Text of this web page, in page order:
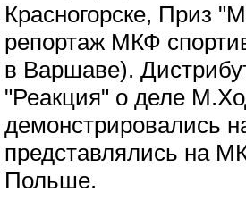
Красногорске, Приз
репортаж МКФ
в Варшаве).
"Реакция" о деле
демонстрировались
представлялись на
Польше.